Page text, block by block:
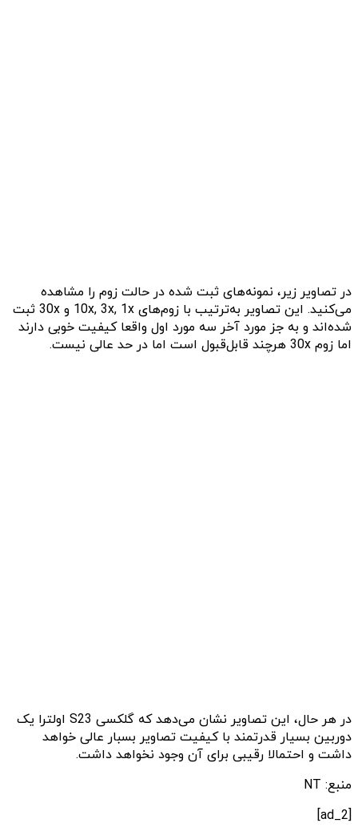
در تصاویر زیر، نمونه‌های ثبت شده در حالت زوم را مشاهده
می‌کنید. این تصاویر به‌ترتیب با زوم‌های 10x, 3x, 1x و 30x ثبت
شده‌اند و به جز مورد آخر سه مورد اول واقعا کیفیت خوبی دارند
اما زوم 30x هرچند قابل‌قبول است اما در حد عالی نیست. ‌
در هر حال، این تصاویر نشان می‌دهد که گلکسی S23 اولترا یک
دوربین بسیار قدرتمند با کیفیت تصاویر بسبار عالی خواهد
داشت و‌ احتمالا رقیبی برای آن وجود نخواهد داشت.
منبع: NT
[ad_2]